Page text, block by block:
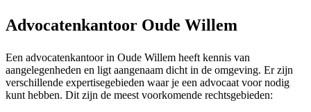
Advocatenkantoor Oude Willem
Een advocatenkantoor in Oude Willem heeft kennis van
aangelegenheden en ligt aangenaam dicht in de omgeving. Er zijn
verschillende expertisegebieden waar je een advocaat voor nodig
kunt hebben. Dit zijn de meest voorkomende rechtsgebieden: